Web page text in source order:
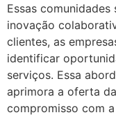
Essas
inovação
clientes, as
identificar
serviços. Essa
aprimora a oferta
compromisso com